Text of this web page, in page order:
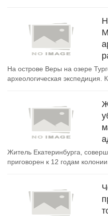
На острове Веры на озере
археологическая экспедиция.
Житель Екатеринбурга,
приговорен к 12 годам